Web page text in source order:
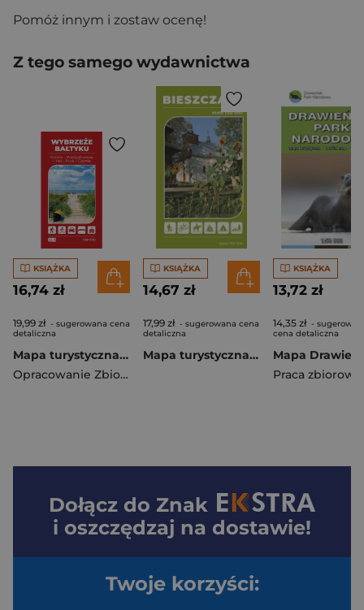
Pomóż innym i zostaw ocenę!
Z tego samego wydawnictwa
KSIĄŻKA
16,74 zł
19,99 zł - sugerowana cena
detaliczna
Mapa turystyczna Wybrzeże Bałtyku 4 Karwia Władysławowo Hel Gdynia 1:50 000
Opracowanie Zbiorowe
KSIĄŻKA
14,67 zł
17,99 zł - sugerowana cena
detaliczna
Mapa turystyczna Bieszczady 1:50 000
KSIĄŻKA
13,72 zł
14,35 zł -
cena detaliczna
Praca zbiorowa
Dołącz do Znak
i oszczędzaj na dostawie!
Twoje korzyści: